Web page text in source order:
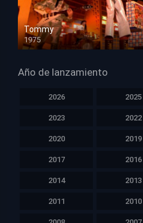
Tommy
1975
HD 1080p
Año de lanzamiento
2026 2025
2023 2022
2020 2019
2017 2016
2014 2013
2011 2010